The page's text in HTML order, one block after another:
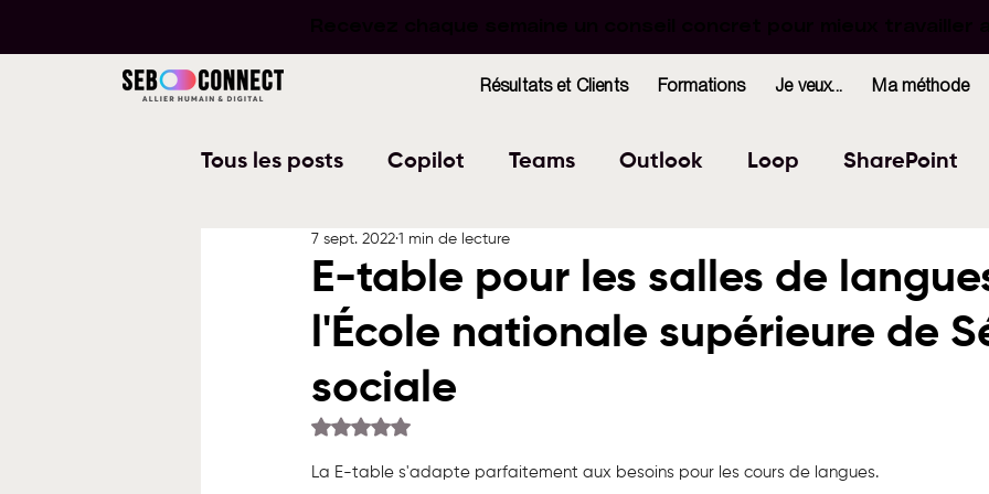
Recevez chaque semaine un conseil concret pour mieux travailler
Recevez chaque semaine un conseil concret pour mieux travailler
Résultats et Clients Formations Je veux... Ma méthode
Tous les posts Copilot Teams Outlook Loop SharePoint
PowerPoint Excel
To Do Windows Bookings
E-table pour les salles de
l'École nationale supérieure de
sociale
7 sept. 2022 1 min de lecture
Noté NaN étoiles sur 5.
La E-table s'adapte parfaitement aux besoins pour les cours de langues.